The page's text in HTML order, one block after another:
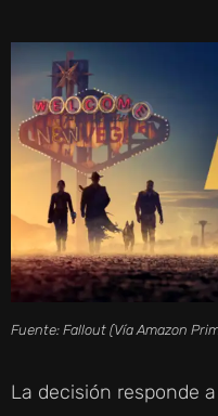
Fuente: Fallout (Vía Amazon
La decisión responde